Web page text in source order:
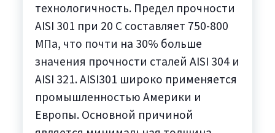
технологичность. Предел прочности
AISI 301 при 20 С составляет 750-800
МПа, что почти на 30% больше
значения прочности сталей AISI 304 и
AISI 321. AISI301 широко применяется
промышленностью Америки и
Европы. Основной причиной